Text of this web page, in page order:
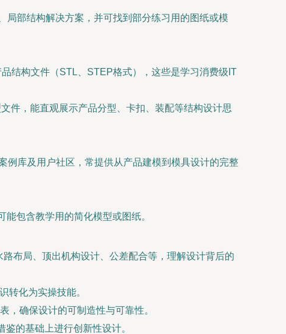
局部结构解决方案，并可找到部分练习用的图纸或模
结构文件（STL、STEP格式），这些是学习消费级IT
件，能直观展示产品分型、卡扣、装配等结构设计思
库及用户社区，常提供从产品建模到模具设计的完整
包含教学用的简化模型或图纸。
布局、顶出机构设计、公差配合等，理解设计背后的
转化为实操技能。
，确保设计的可制造性与可靠性。
的基础上进行创新性设计。